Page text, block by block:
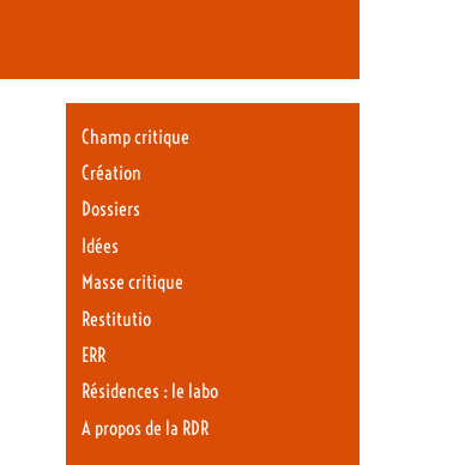
Champ critique
Création
Dossiers
Idées
Masse critique
Restitutio
ERR
Résidences : le labo
A propos de la RDR